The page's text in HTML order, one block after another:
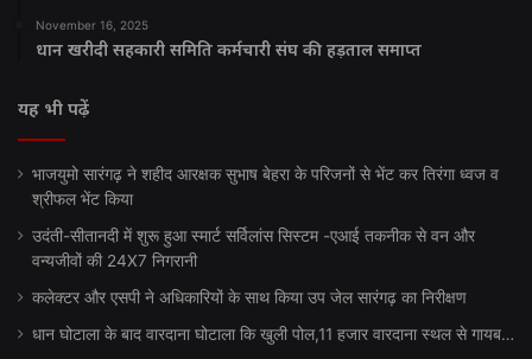
November 16, 2025
धान खरीदी सहकारी समिति कर्मचारी संघ की हड़ताल समाप्त
यह भी पढ़ें
भाजयुमो सारंगढ़ ने शहीद आरक्षक सुभाष बेहरा के परिजनों से भेंट कर तिरंगा ध्वज व
श्रीफल भेंट किया
उदंती-सीतानदी में शुरू हुआ स्मार्ट सर्विलांस सिस्टम -एआई तकनीक से वन और
वन्यजीवों की 24X7 निगरानी
कलेक्टर और एसपी ने अधिकारियों के साथ किया उप जेल सारंगढ़ का निरीक्षण
धान घोटाला के बाद वारदाना घोटाला कि खुली पोल,11 हजार वारदाना स्थल से गायब…